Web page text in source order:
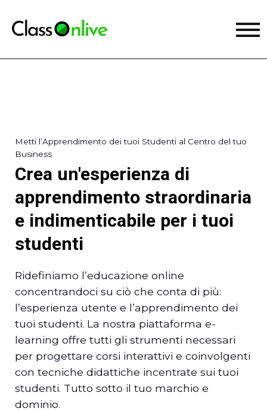
Metti l’Apprendimento dei tuoi Studenti al Centro del tuo
Business
Crea un'esperienza di
apprendimento straordinaria
e indimenticabile per i tuoi
studenti
Ridefiniamo l’educazione online
concentrandoci su ciò che conta di più:
l’esperienza utente e l’apprendimento dei
tuoi studenti. La nostra piattaforma e-
learning offre tutti gli strumenti necessari
per progettare corsi interattivi e coinvolgenti
con tecniche didattiche incentrate sui tuoi
studenti. Tutto sotto il tuo marchio e
dominio.